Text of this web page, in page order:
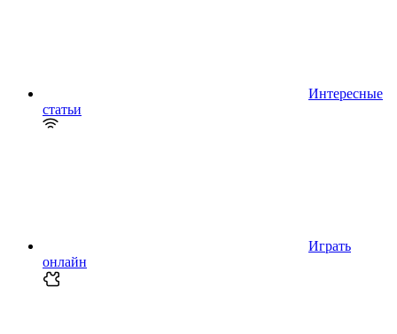
Интересные
статьи
Играть
онлайн